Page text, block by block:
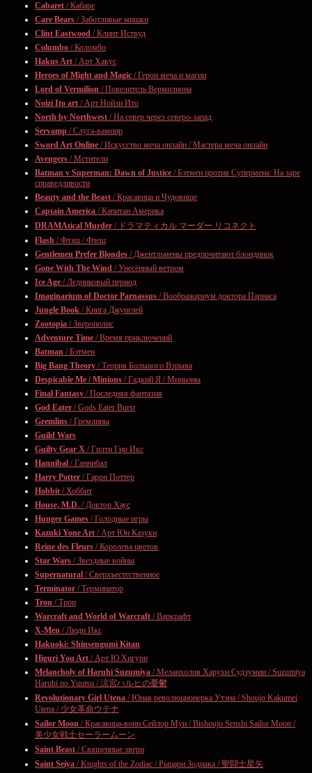
Cabaret / Кабаре
Care Bears / Заботливые мишки
Clint Eastwood / Клинт Иствуд
Columbo / Коломбо
Hakus Art / Арт Хакус
Heroes of Might and Magic / Герои меча и магии
Lord of Vermilion / Повелитель Вермилиона
Noizi Ito art / Арт Нойзи Ито
North by Northwest / На север через северо-запад
Servamp / Слуга-вампир
Sword Art Online / Искусство меча онлайн / Мастера меча онлайн
Avengers / Мстители
Batman v Superman: Dawn of Justice / Бэтмен против Супермена: На заре
справедливости
Beauty and the Beast / Красавица и Чудовище
Captain America / Капитан Америка
DRAMAtical Murder / ドラマティカル マーダー リコネクト
Flash / Флэш / Флеш
Gentlemen Prefer Blondes / Джентльмены предпочитают блондинок
Gone With The Wind / Унесённый ветром
Ice Age / Ледниковый период
Imaginarium of Doctor Parnassus / Воображариум доктора Парнаса
Jungle Book / Книга Джунглей
Zootopia / Зверополис
Adventure Time / Время приключений
Batman / Бэтмен
Big Bang Theory / Теория Большого Взрыва
Despicable Me / Minions / Гадкий Я / Миньоны
Final Fantasy / Последняя фантазия
God Eater / Gods Eater Burst
Gremlins / Гремлины
Guild Wars
Guilty Gear X / Гилти Гир Икс
Hannibal / Ганнибал
Harry Potter / Гарри Поттер
Hobbit / Хоббит
House, M.D. / Доктор Хаус
Hunger Games / Голодные игры
Kazuki Yone Art / Арт Юн Казуки
Reine des Fleurs / Королева цветов
Star Wars / Звездные войны
Supernatural / Сверхъестественное
Terminator / Терминатор
Tron / Трон
Warcraft and World of Warcraft / Варкрафт
X-Men / Люди Икс
Hakuoki: Shinsengumi Kitan
Higuri You Art / Арт Ю Хигури
Melancholy of Haruhi Suzumiya / Меланхолия Харухи Судзумии / Suzumiya
Haruhi no Yuutsu / 涼宮ハルヒの憂鬱
Revolutionary Girl Utena / Юная революционерка Утэна / Shoujo Kakumei
Utena / 少女革命ウテナ
Sailor Moon / Красавица-воин Сейлор Мун / Bishoujo Senshi Sailor Moon /
美少女戦士セーラームーン
Saint Beast / Священные звери
Saint Seiya / Knights of the Zodiac / Рыцари Зодиака / 聖闘士星矢